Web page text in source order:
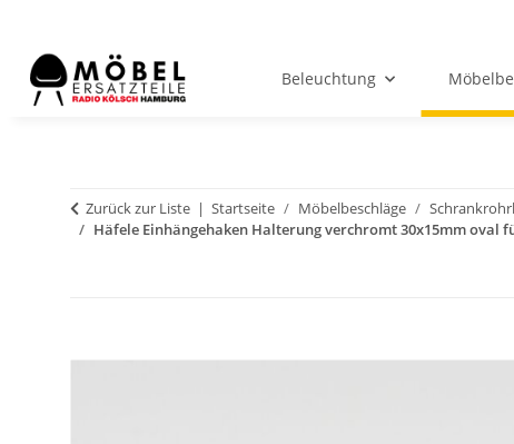
Beleuchtung
Zurück zur Liste Startseite Möbelbeschläge
Häfele Einhängehaken Halterung verchromt 30x15mm oval